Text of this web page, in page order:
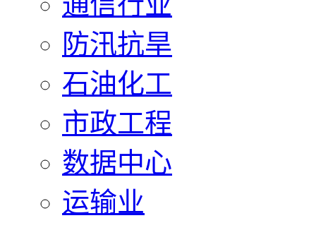
防汛抗旱
石油化工
市政工程
数据中心
运输业